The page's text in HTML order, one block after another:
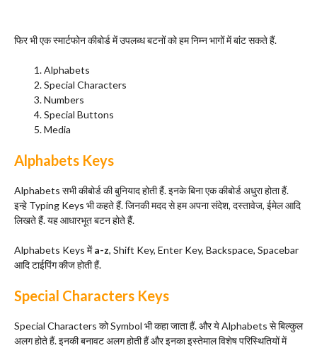
फिर भी एक स्मार्टफोन कीबोर्ड में उपलब्ध बटनों को हम निम्न भागों में बांट सकते हैं.
Alphabets
Special Characters
Numbers
Special Buttons
Media
Alphabets Keys
Alphabets सभी कीबोर्ड की बुनियाद होती हैं. इनके बिना एक कीबोर्ड अधुरा होता हैं.
इन्हे Typing Keys भी कहते हैं. जिनकी मदद से हम अपना संदेश, दस्तावेज, ईमेल आदि
लिखते हैं. यह आधारभूत बटन होते हैं.
Alphabets Keys मेंa-z, Shift Key, Enter Key, Backspace, Spacebar
आदि टाईपिंग कीज होती हैं.
Special Characters Keys
Special Characters को Symbol भी कहा जाता हैं. और ये Alphabets से बिल्कुल
अलग होते हैं. इनकी बनावट अलग होती हैं और इनका इस्तेमाल विशेष परिस्थितियों में